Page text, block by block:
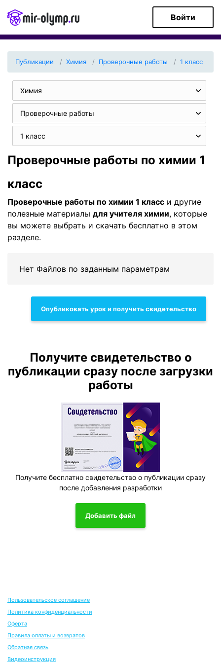
Войти
Публикации Химия Проверочные работы 1 класс
Химия
Проверочные работы
1 класс
Проверочные работы по химии 1
класс
Проверочные работы по химии 1 класс и другие
полезные материалы для учителя химии, которые
вы можете выбрать и скачать бесплатно в этом
разделе.
Нет Файлов по заданным параметрам
Опубликовать урок и получить свидетельство
Получите свидетельство о
публикации сразу после загрузки
работы
Получите бесплатно свидетельство о публикации сразу
после добавления разработки
Добавить файл
Пользовательское соглашение
Политика конфиденциальности
Оферта
Правила оплаты и возвратов
Обратная связь
Видеоинструкция